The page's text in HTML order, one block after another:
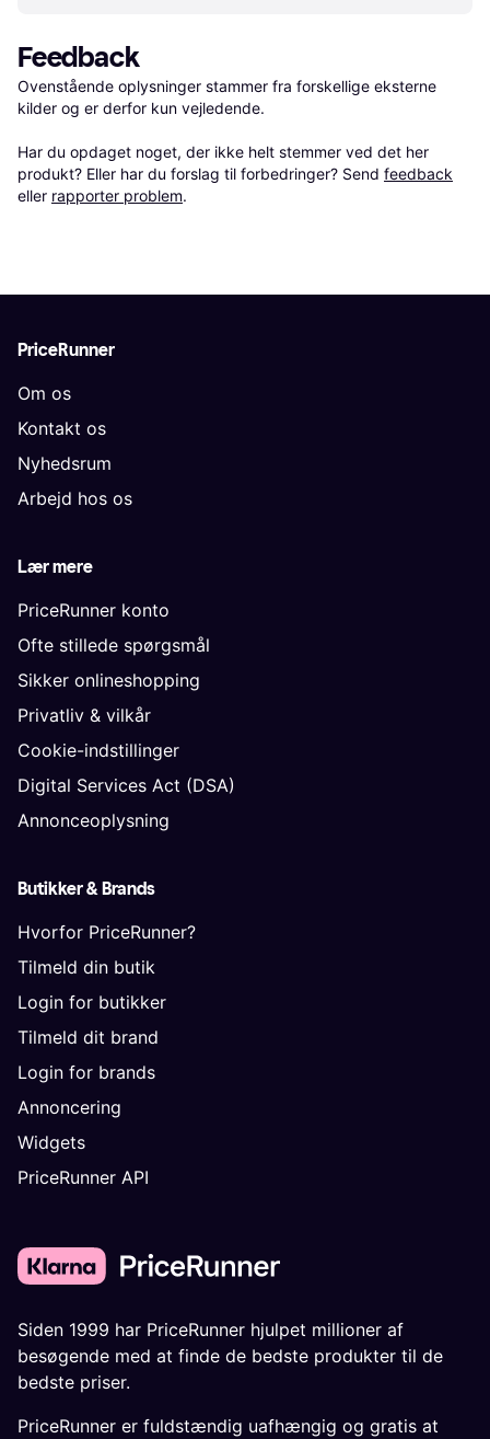
Feedback
Ovenstående oplysninger stammer fra forskellige eksterne
kilder og er derfor kun vejledende.
Har du opdaget noget, der ikke helt stemmer ved det her
produkt? Eller har du forslag til forbedringer? Send feedback
eller rapporter problem.
PriceRunner
Om os
Kontakt os
Nyhedsrum
Arbejd hos os
Lær mere
PriceRunner konto
Ofte stillede spørgsmål
Sikker onlineshopping
Privatliv & vilkår
Cookie-indstillinger
Digital Services Act (DSA)
Annonceoplysning
Butikker & Brands
Hvorfor PriceRunner?
Tilmeld din butik
Login for butikker
Tilmeld dit brand
Login for brands
Annoncering
Widgets
PriceRunner API
Siden 1999 har PriceRunner hjulpet millioner af
besøgende med at finde de bedste produkter til de
bedste priser.
PriceRunner er fuldstændig uafhængig og gratis at